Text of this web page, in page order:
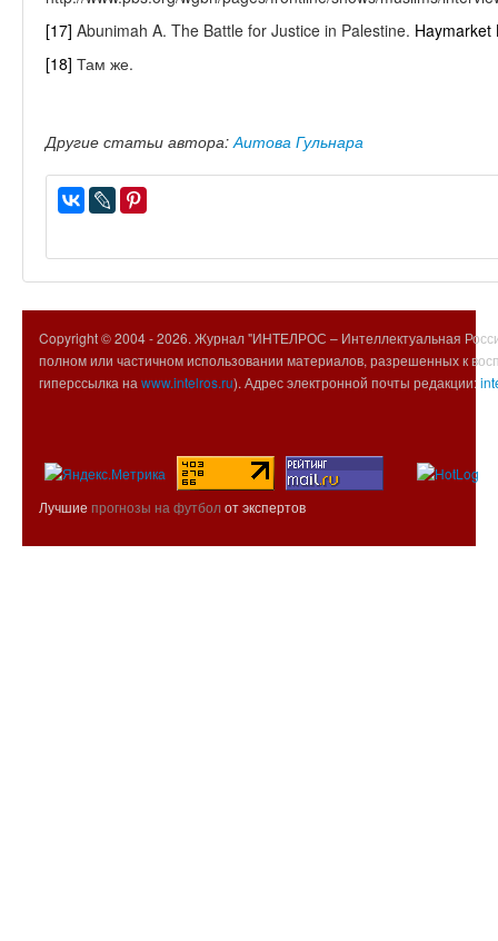
[17] Abunimah A. The Battle for Justice in Palestine. Haymarket
[18] Там же.
Другие статьи автора:Аитова Гульнара
Copyright © 2004 -2026. Журнал "ИНТЕЛРОС – Интеллектуальная
полном или частичном использовании материалов, разрешенных к
гиперссылка на www.intelros.ru). Адрес электронной почты редакции:
Лучшие прогнозы на футбол от экспертов